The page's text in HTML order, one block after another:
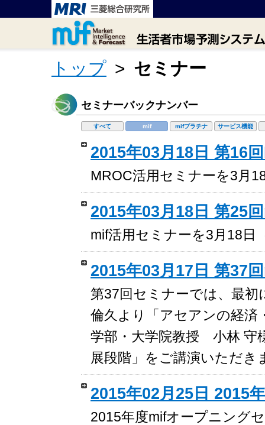
トップ > セミナー
セミナーバックナンバー
すべて mif mifプラチナ サービス機能
2015年03月18日 第16
MROC活用セミナーを3月
2015年03月18日 第25
mif活用セミナーを3月18日
2015年03月17日 第37
第37回セミナーでは、最
倫久より「アセアンの経済
学部・大学院教授 小林 守
展段階」をご講演いただき
2015年02月25日 2015
2015年度mifオープニング